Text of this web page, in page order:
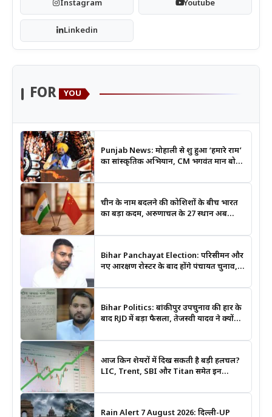
Instagram Youtube
Linkedin
FOR YOU
Punjab News: मोहाली से शुरू हुआ ‘हमारे राम’
का सांस्कृतिक अभियान, CM भगवंत मान बोले-
चीन के नाम बदलने की कोशिशों के बीच भारत
का बड़ा कदम, अरुणाचल के 27 स्थान अब
Bihar Panchayat Election: परिसीमन और
नए आरक्षण रोस्टर के बाद होंगे पंचायत चुनाव,
Bihar Politics: बांकीपुर उपचुनाव की हार के
बाद RJD में बड़ा फैसला, तेजस्वी यादव ने क्यों
आज किन शेयरों में दिख सकती है बड़ी हलचल?
LIC, Trent, SBI और Titan समेत इन
Rain Alert 7 August 2026: दिल्ली-UP